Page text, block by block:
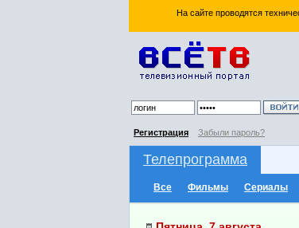
На сайте проводятся
Регистрация Забыли пароль?
Телепрограмма
Все Фильмы Сериалы